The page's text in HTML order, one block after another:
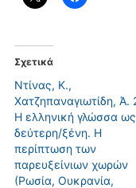
Σχετικά
Ντίνας, Κ.,
Χατζηπαναγιωτίδη, Ά.
Η ελληνική γλώσσα ως
δεύτερη/ξένη. Η
περίπτωση των
παρευξείνιων χωρών
(Ρωσία, Ουκρανία,